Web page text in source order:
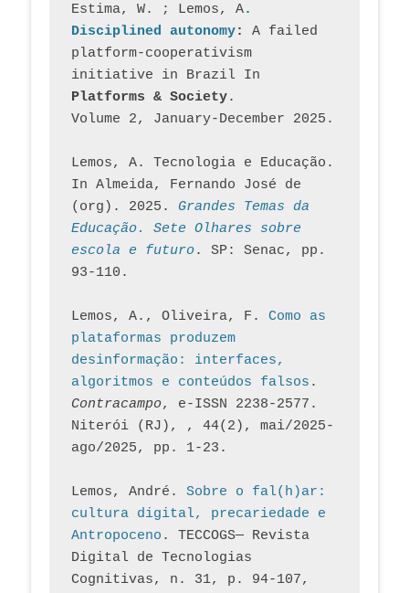
Estima, W. ; Lemos, A.
Disciplined autonomy: A failed
platform-cooperativism
initiative in Brazil In
Platforms & Society.
Volume 2, January-December 2025.
Lemos, A. Tecnologia e Educação.
In Almeida, Fernando José de
(org). 2025. Grandes Temas da
Educação. Sete Olhares sobre
escola e futuro. SP: Senac, pp.
93-110.
Lemos, A., Oliveira, F. Como as
plataformas produzem
desinformação: interfaces,
algoritmos e conteúdos falsos
Contracampo, e-ISSN 2238-2577.
Niterói (RJ), , 44(2), mai/2025-
ago/2025, pp. 1-23.
Lemos, André. Sobre o fal(h)ar:
cultura digital, precariedade e
Antropoceno . TECCOGS— Revista
Digital de Tecnologias
Cognitivas, n. 31, p. 94-107,